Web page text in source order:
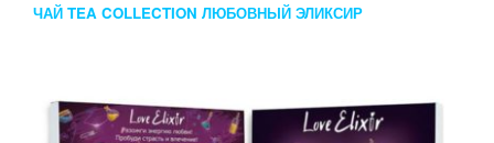
ЧАЙ TEA COLLECTION ЛЮБОВНЫЙ ЭЛИКСИР